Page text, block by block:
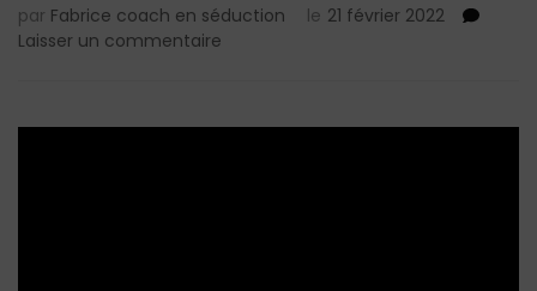
par Fabrice coach en séduction le 21 février 2022
Laisser un commentaire